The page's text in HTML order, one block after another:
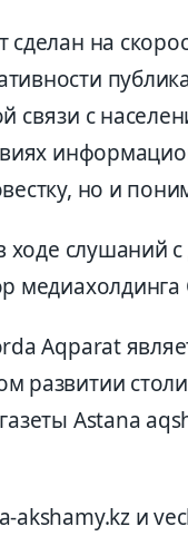
сделан на
связи с
но и
ходе
Aqparat
развитии
Astana
и